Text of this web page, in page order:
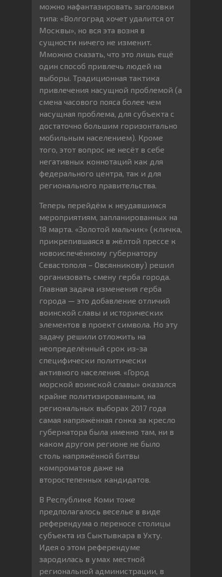
можно нафантазировать заголовки
типа: «Волгоград хочет удалится от
Москвы», но вся эта возня в
сущности ничего не изменит.
Мможно сказать, что это лишь ещё
один способ привлечь людей на
выборы. Традиционная тактика
привлечения насущной проблемой (а
смена часового пояса более чем
насущная проблема, для субъекта с
достаточно большим горизонтально
мобильным населением). Кроме
того, этот вопрос не несёт в себе
негативных коннотаций как для
федерального центра, так и для
регионального правительства.
Теперь перейдём к неудавшимся
мероприятиям, запланированных на
18 марта. «Золотой мальчик» (кличка,
прикрепившаяся в жёлтой прессе к
новоиспечённому губернатору
Севастополя – Овсянникову) решил
организовать смену герба города.
Главная задача изменения герба
города — это добавление отличий
воинской славы и исторических
элементов в проект символа. Но эту
задачу решили отложить на
неопределённый срок из-за
специфически политически
активного населения. «Город
морской воинской славы» оказался
крайне политизированным, на
региональных выборах 2017 года
самая напряжённая гонка за кресло
губернатора была именно там, ни в
каком другом регионе не было
столь напряжённой битвы
компроматов даже на
второстепенных кандидатов.
В Республике Коми тоже
предполагалось веселье в виде
референдума о переносе столицы
субъекта из Сыктывкара в Ухту.
Идея о этом референдуме
зародилась в умах местной
региональной администрации, в